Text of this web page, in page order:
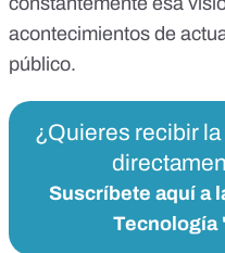
acontecimientos de
público.
¿Quieres recibir
Suscríbete aquí a
Tecnología